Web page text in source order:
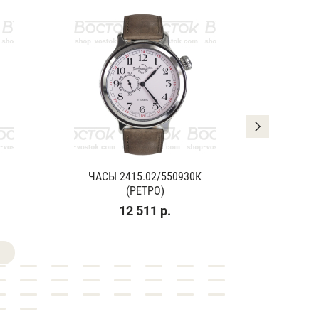
ЧАСЫ 2415.02/550930К
(РЕТРО)
12 511 р.